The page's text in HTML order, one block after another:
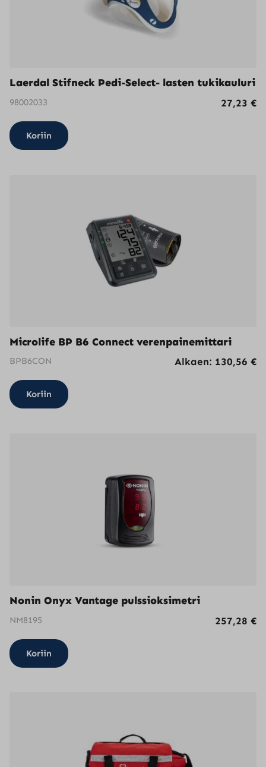
Laerdal Stifneck Pedi-Select- lasten tukikauluri
98002033 27,23 €
Koriin
Microlife BP B6 Connect verenpainemittari
BPB6CON Alkaen: 130,56 €
Koriin
Nonin Onyx Vantage pulssioksimetri
NM8195 257,28 €
Koriin